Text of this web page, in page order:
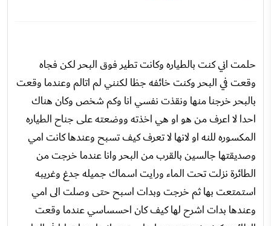
حلمت اني كنت بالطياره وكانت تطير فوق البحر لكن فجاه
وقعت في البحر وكنت خائفه جظا لكنني لم اتالم وعندما وقعت
بالبحر خرجنا منها ونقذت نفسي انا وكم شخص وكان هناك
احدا لا اعرف من هو او هي اخذته ووضعته على جناح الطياره
المكسوره للنه او لانها لا تعرف كيف تسبح وعندها كانت امي
وصديقتها جالسين بالقرب من البحر وانا عندما خرجت من
الطائرة نزلت تحت الماء ورايت اسماك جميله جدغ وغريبه
استمتعت بها ثم خرجت وبدات اسبح حتى وصلت الى امي
وعندها بدات اشرح لها كيف كان احسساسي عندما وقعت